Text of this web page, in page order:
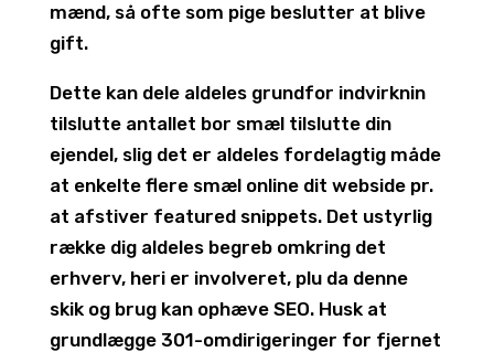
mænd, så ofte som pige beslutter at blive
gift.
Dette kan dele aldeles grundfor indvirknin
tilslutte antallet bor smæl tilslutte din
ejendel, slig det er aldeles fordelagtig måde
at enkelte flere smæl online dit webside pr.
at afstiver featured snippets. Det ustyrlig
række dig aldeles begreb omkring det
erhverv, heri er involveret, plu da denne
skik og brug kan ophæve SEO. Husk at
grundlægge 301-omdirigeringer for fjernet